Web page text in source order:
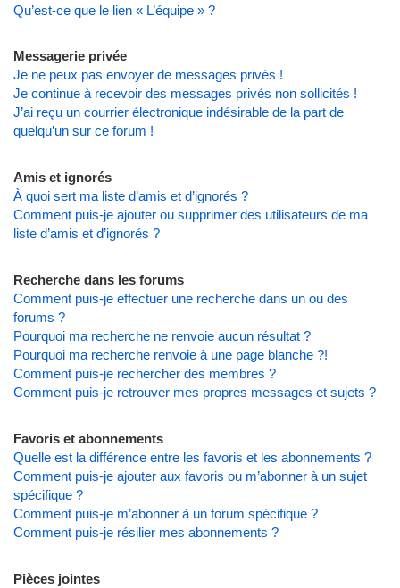
Qu’est-ce que le lien « L’équipe » ?
Messagerie privée
Je ne peux pas envoyer de messages privés !
Je continue à recevoir des messages privés non sollicités !
J’ai reçu un courrier électronique indésirable de la part de
quelqu’un sur ce forum !
Amis et ignorés
À quoi sert ma liste d’amis et d’ignorés ?
Comment puis-je ajouter ou supprimer des utilisateurs de ma
liste d’amis et d’ignorés ?
Recherche dans les forums
Comment puis-je effectuer une recherche dans un ou des
forums ?
Pourquoi ma recherche ne renvoie aucun résultat ?
Pourquoi ma recherche renvoie à une page blanche ?!
Comment puis-je rechercher des membres ?
Comment puis-je retrouver mes propres messages et sujets ?
Favoris et abonnements
Quelle est la différence entre les favoris et les abonnements ?
Comment puis-je ajouter aux favoris ou m’abonner à un sujet
spécifique ?
Comment puis-je m’abonner à un forum spécifique ?
Comment puis-je résilier mes abonnements ?
Pièces jointes